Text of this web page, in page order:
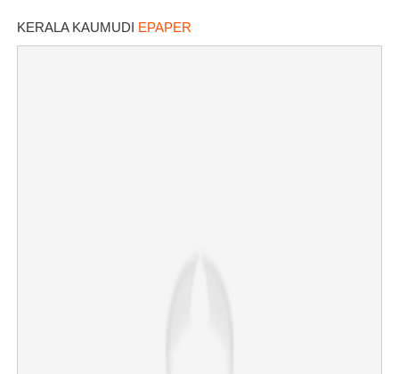
KERALA KAUMUDI EPAPER